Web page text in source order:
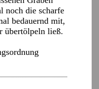
noch die scharfe
bedauernd mit,
übertölpeln ließ.